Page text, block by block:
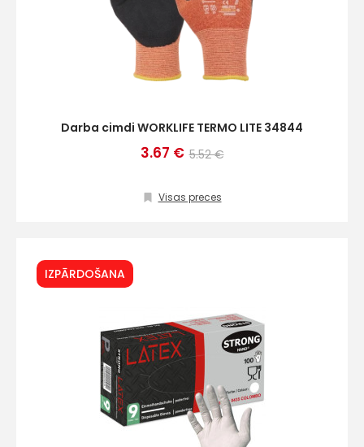
Darba cimdi WORKLIFE TERMO LITE 34844
3.67 € 5.52 €
Visas preces
IZPĀRDOŠANA